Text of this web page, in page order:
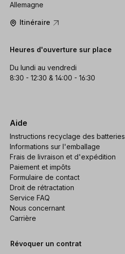
Allemagne
Itinéraire
Heures d'ouverture sur place
Du lundi au vendredi
8:30 - 12:30 & 14:00 - 16:30
Aide
Instructions recyclage des batteries
Informations sur l'emballage
Frais de livraison et d'expédition
Paiement et impôts
Formulaire de contact
Droit de rétractation
Service FAQ
Nous concernant
Carrière
Révoquer un contrat